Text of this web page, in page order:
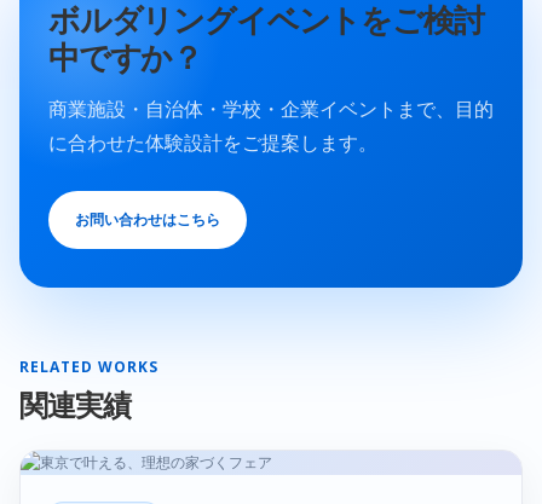
ボルダリングイベントをご検討
中ですか？
商業施設・自治体・学校・企業イベントまで、目的
に合わせた体験設計をご提案します。
お問い合わせはこちら
RELATED WORKS
関連実績